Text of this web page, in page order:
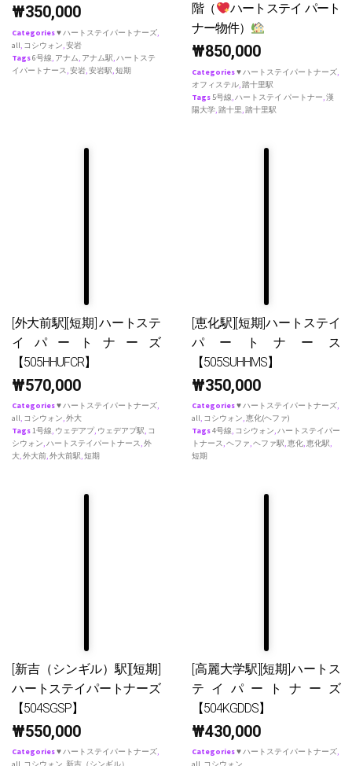
₩350,000
Categories♥ ハートステイパートナーズ
all コシウォン 安岩
Tags6号線 アナム アナム駅 ハートステ
イパートナース 安岩 安岩駅 短期
階（
ハートステイ パート
ナー物件）
₩850,000
Categories♥ ハートステイパートナーズ
オフィステル 踏十里駅
Tags 5号線 ハートステイ パートナー 漢
陽大学 踏十里 踏十里駅
[外大前駅][短期] ハートステ
イパートナーズ
【505HHUFCR】
₩570,000
Categories♥ ハートステイパートナーズ,
all, コシウォン,外大
Tags1号線, ウェデアプ, ウェデアプ駅, コ
シウォン,ハートステイパートナース,外
大,外大前,外大前駅,短期
[恵化駅][短期]ハートステイ
パートナース
【505SUHHMS】
₩350,000
Categories♥ ハートステイパートナーズ,
all, コシウォン,恵化(ヘファ)
Tags4号線, コシウォン,ハートステイパー
トナース,ヘファ,ヘファ駅,恵化,恵化駅,
短期
[新吉（シンギル）駅][短期]
ハートステイパートナーズ
【504SGSP】
₩550,000
Categories♥ ハートステイパートナーズ,
[高麗大学駅][短期]ハートス
テイパートナーズ
【504KGDDS】
₩430,000
Categories♥ ハートステイパートナーズ,